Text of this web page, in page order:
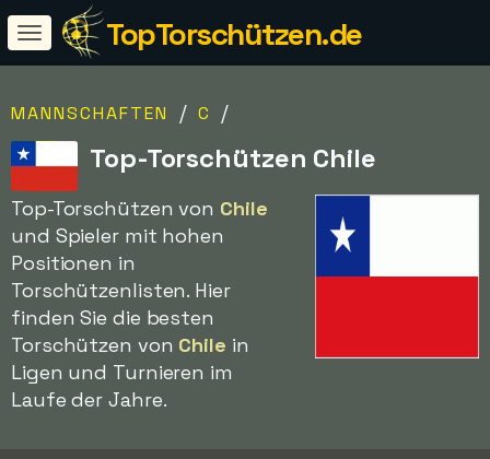
TopTorschützen.de
MANNSCHAFTEN / C /
Top-Torschützen Chile
Top-Torschützen von Chile
und Spieler mit hohen
Positionen in
Torschützenlisten. Hier
finden Sie die besten
Torschützen von Chile in
Ligen und Turnieren im
Laufe der Jahre.